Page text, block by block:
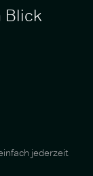
Blick
jederzeit